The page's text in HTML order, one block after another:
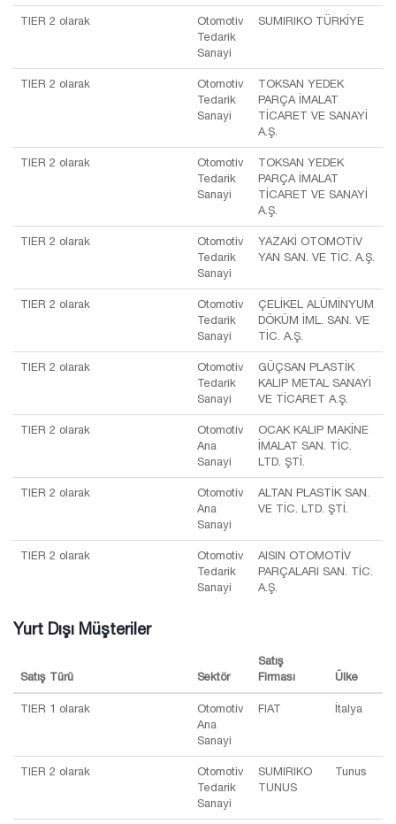
TIER 2 olarak
Otomotiv
Tedarik
Sanayi
SUMIRIKO TÜRKİYE
TIER 2 olarak
Otomotiv
Tedarik
Sanayi
TOKSAN YEDEK
PARÇA İMALAT
TİCARET VE SANAYİ
A.Ş.
TIER 2 olarak
Otomotiv
Tedarik
Sanayi
TOKSAN YEDEK
PARÇA İMALAT
TİCARET VE SANAYİ
A.Ş.
TIER 2 olarak
Otomotiv
Tedarik
Sanayi
YAZAKİ OTOMOTİV
YAN SAN. VE TİC. A.Ş.
TIER 2 olarak
Otomotiv
Tedarik
Sanayi
ÇELİKEL ALÜMİNYUM
DÖKÜM İML. SAN. VE
TİC. A.Ş.
TIER 2 olarak
Otomotiv
Tedarik
Sanayi
GÜÇSAN PLASTİK
KALIP METAL SANAYİ
VE TİCARET A.Ş.
TIER 2 olarak
Otomotiv
Ana
Sanayi
OCAK KALIP MAKİNE
İMALAT SAN. TİC.
LTD. ŞTİ.
TIER 2 olarak
Otomotiv
Ana
Sanayi
ALTAN PLASTİK SAN.
VE TİC. LTD. ŞTİ.
TIER 2 olarak
Otomotiv
Tedarik
Sanayi
AISIN OTOMOTİV
PARÇALARI SAN. TİC.
A.Ş.
Yurt Dışı Müşteriler
Satış Türü Sektör
Satış
Firması
Ülke
TIER 1 olarak
Otomotiv
Ana
Sanayi
FIAT İtalya
TIER 2 olarak
Otomotiv
Tedarik
Sanayi
SUMIRIKO
TUNUS
Tunus